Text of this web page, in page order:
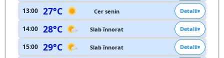
13:00 27°C Cer senin Detalii
14:00 28°C Slab înnorat Detalii
15:00 29°C Slab înnorat Detalii